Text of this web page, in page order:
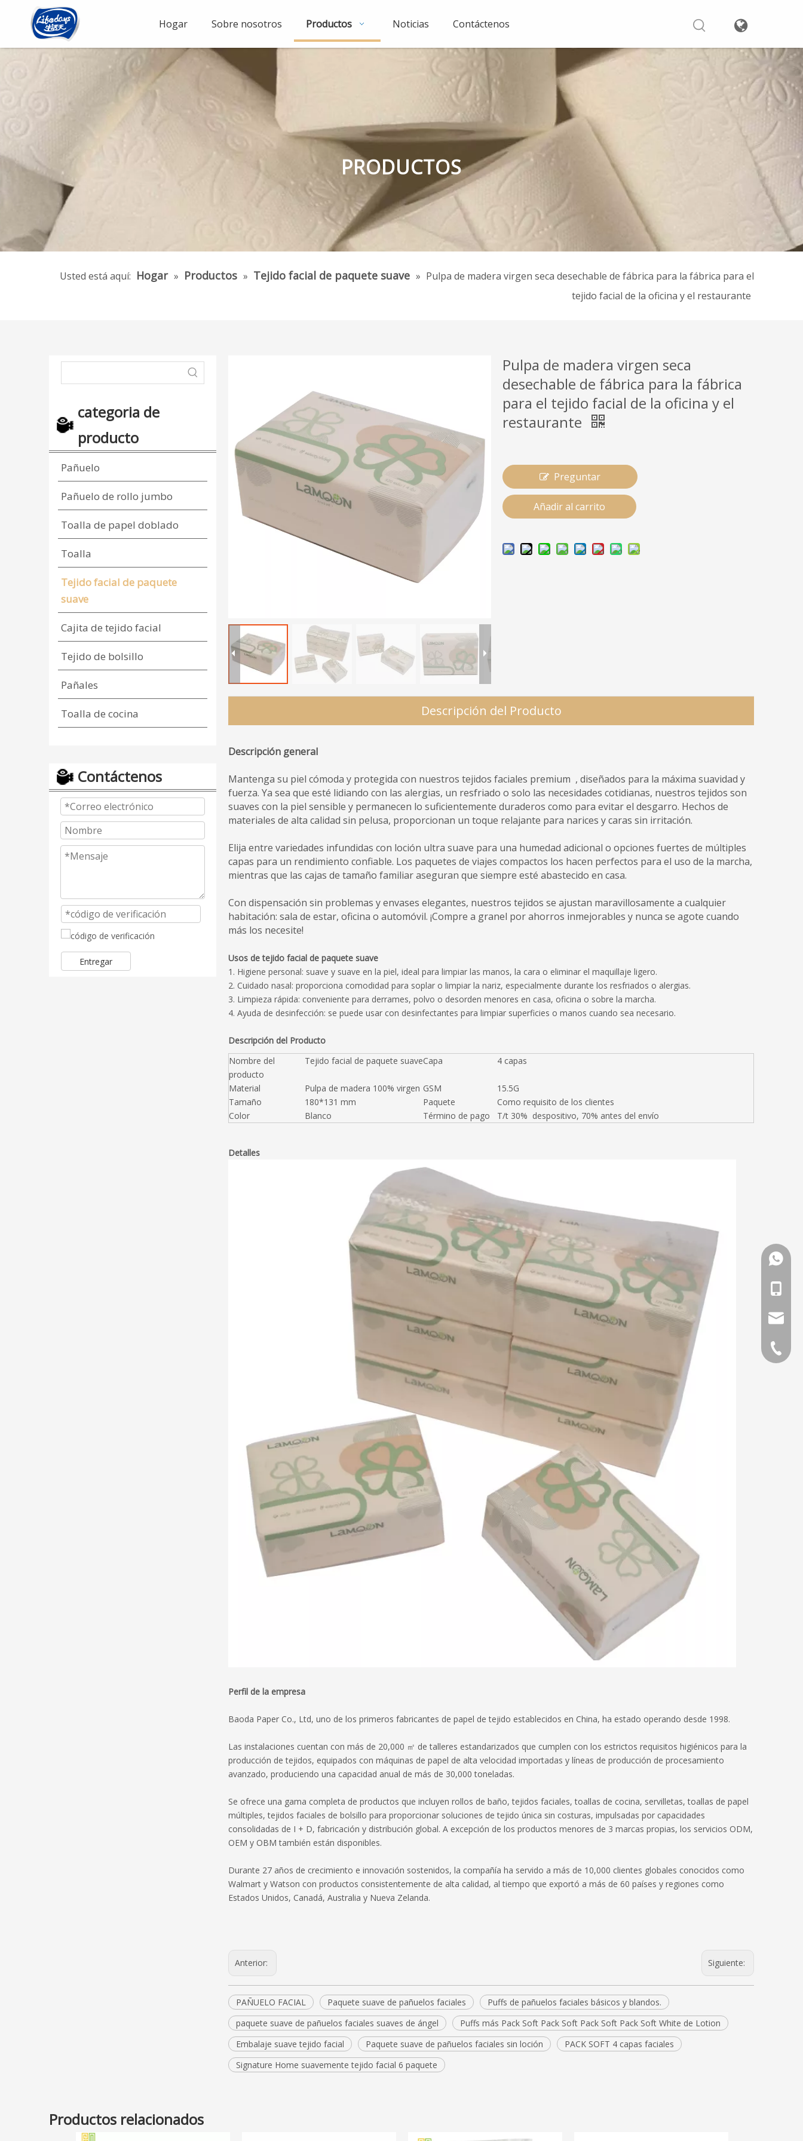
Hogar Sobre nosotros Productos Noticias Contáctenos
PRODUCTOS
Usted está aquí: Hogar » Productos » Tejido facial de paquete suave » Pulpa de madera virgen seca desechable de fábrica para la fábrica para el
tejido facial de la oficina y el restaurante
categoria de
producto
Pañuelo
Pañuelo de rollo jumbo
Toalla de papel doblado
Toalla
Tejido facial de paquete
suave
Cajita de tejido facial
Tejido de bolsillo
Pañales
Toalla de cocina
Contáctenos
Entregar
Pulpa de madera virgen seca
desechable de fábrica para la fábrica
para el tejido facial de la oficina y el
restaurante
Preguntar
Añadir al carrito
Descripción del Producto
Descripción general
Mantenga su piel cómoda y protegida con nuestros tejidos faciales premium , diseñados para la máxima suavidad y
fuerza. Ya sea que esté lidiando con las alergias, un resfriado o solo las necesidades cotidianas, nuestros tejidos son
suaves con la piel sensible y permanecen lo suficientemente duraderos como para evitar el desgarro. Hechos de
materiales de alta calidad sin pelusa, proporcionan un toque relajante para narices y caras sin irritación.
Elija entre variedades infundidas con loción ultra suave para una humedad adicional o opciones fuertes de múltiples
capas para un rendimiento confiable. Los paquetes de viajes compactos los hacen perfectos para el uso de la marcha,
mientras que las cajas de tamaño familiar aseguran que siempre esté abastecido en casa.
Con dispensación sin problemas y envases elegantes, nuestros tejidos se ajustan maravillosamente a cualquier
habitación: sala de estar, oficina o automóvil. ¡Compre a granel por ahorros inmejorables y nunca se agote cuando
más los necesite!
Usos de tejido facial de paquete suave
1. Higiene personal: suave y suave en la piel, ideal para limpiar las manos, la cara o eliminar el maquillaje ligero.
2. Cuidado nasal: proporciona comodidad para soplar o limpiar la nariz, especialmente durante los resfriados o alergias.
3. Limpieza rápida: conveniente para derrames, polvo o desorden menores en casa, oficina o sobre la marcha.
4. Ayuda de desinfección: se puede usar con desinfectantes para limpiar superficies o manos cuando sea necesario.
Descripción del Producto
Nombre del
producto
Tejido facial de paquete suaveCapa 4 capas
Material Pulpa de madera 100% virgen GSM
15.5G
Tamaño
180*131 mm Paquete
Como requisito de los clientes
Color
Blanco Término de pago T/t 30% despositivo, 70% antes del envío
Detalles
Perfil de la empresa
Baoda Paper Co., Ltd, uno de los primeros fabricantes de papel de tejido establecidos en China, ha estado operando desde 1998.
Las instalaciones cuentan con más de 20,000 ㎡ de talleres estandarizados que cumplen con los estrictos requisitos higiénicos para la
producción de tejidos, equipados con máquinas de papel de alta velocidad importadas y líneas de producción de procesamiento
avanzado, produciendo una capacidad anual de más de 30,000 toneladas.
Se ofrece una gama completa de productos que incluyen rollos de baño, tejidos faciales, toallas de cocina, servilletas, toallas de papel
múltiples, tejidos faciales de bolsillo para proporcionar soluciones de tejido única sin costuras, impulsadas por capacidades
consolidadas de I + D, fabricación y distribución global. A excepción de los productos menores de 3 marcas propias, los servicios ODM,
OEM y OBM también están disponibles.
Durante 27 años de crecimiento e innovación sostenidos, la compañía ha servido a más de 10,000 clientes globales conocidos como
Walmart y Watson con productos consistentemente de alta calidad, al tiempo que exportó a más de 60 países y regiones como
Estados Unidos, Canadá, Australia y Nueva Zelanda.
Anterior: Siguiente:
PAÑUELO FACIAL Paquete suave de pañuelos faciales
Puffs de pañuelos faciales básicos y blandos.
paquete suave de pañuelos faciales suaves de ángel
Puffs más Pack Soft Pack Soft Pack Soft Pack Soft White de Lotion
Embalaje suave tejido facial
Paquete suave de pañuelos faciales sin loción
PACK SOFT 4 capas faciales
Signature Home suavemente tejido facial 6 paquete
Productos relacionados